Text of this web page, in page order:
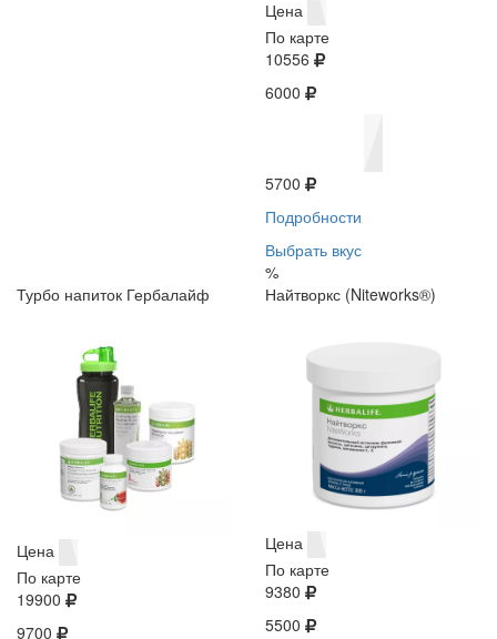
Цена
По карте
10556
6000
5700
Подробности
Выбрать вкус
%
Турбо напиток Гербалайф
Цена
По карте
19900
9700
Найтворкс (Niteworks®)
Цена
По карте
9380
5500